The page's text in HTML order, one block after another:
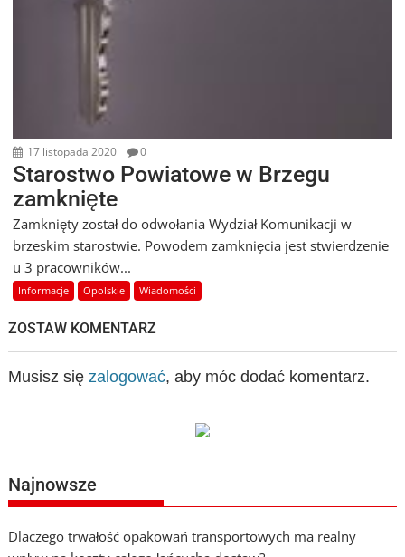
17 listopada 2020 0
Starostwo Powiatowe w Brzegu
zamknięte
Zamknięty został do odwołania Wydział Komunikacji w
brzeskim starostwie. Powodem zamknięcia jest stwierdzenie
u 3 pracowników...
Informacje Opolskie Wiadomości
ZOSTAW KOMENTARZ
Musisz się zalogować, aby móc dodać komentarz.
Najnowsze
Dlaczego trwałość opakowań transportowych ma realny